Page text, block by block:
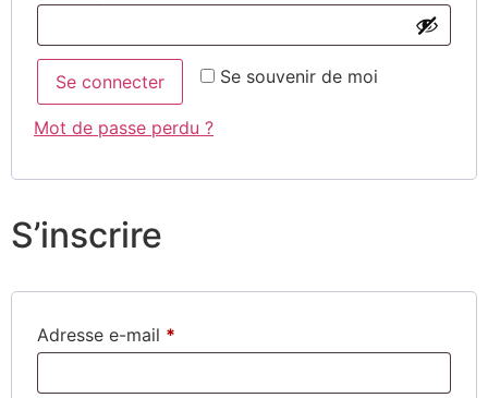
Se souvenir de moi
Se connecter
Mot de passe perdu ?
S’inscrire
Adresse e-mail *